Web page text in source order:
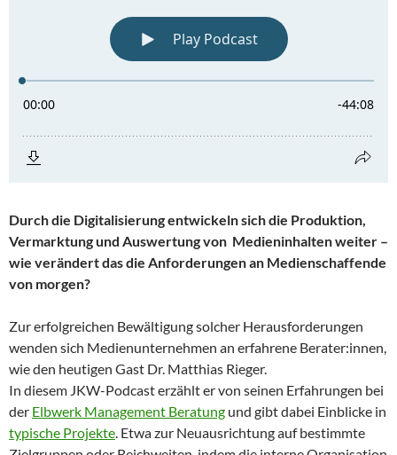
Durch die Digitalisierung entwickeln sich die Produktion,
Vermarktung und Auswertung von Medieninhalten weiter –
wie verändert das die Anforderungen an Medienschaffende
von morgen?
Zur erfolgreichen Bewältigung solcher Herausforderungen
wenden sich Medienunternehmen an erfahrene Berater:innen,
wie den heutigen Gast Dr. Matthias Rieger.
In diesem JKW-Podcast erzählt er von seinen Erfahrungen bei
der Elbwerk Management Beratung und gibt dabei Einblicke in
typische Projekte. Etwa zur Neuausrichtung auf bestimmte